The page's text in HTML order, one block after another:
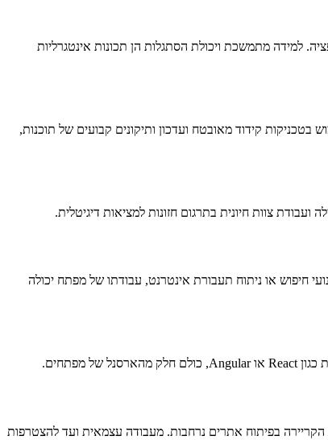
למידה מתמשכת ויכולת הסתגלות הן תכונות אינטגרליות
קידוד מאובטח ועדכון ותיקונים קבועים של תוכנות,
צוות חיונית בתרגום חזונות למציאות דיגיטלית.
חיפוש או ניתוח תעבורת אינטרנט, עבודתו של מפתח יכולה
בפיתוח אתרים נרחבות. מעבודה עצמאית ועד להצטרפות